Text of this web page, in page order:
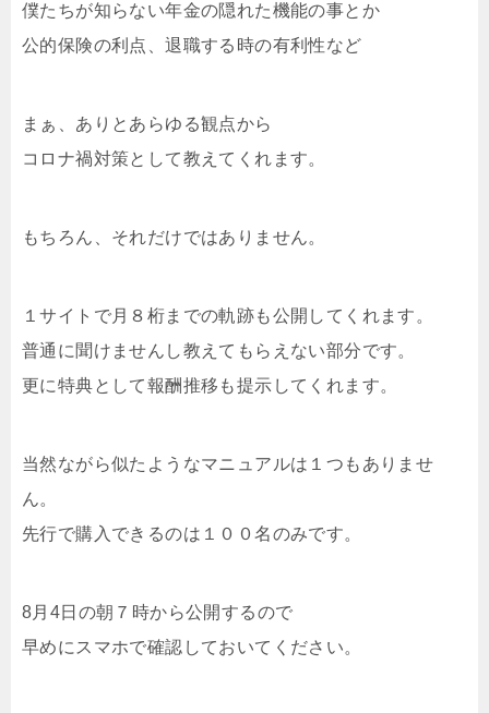
僕たちが知らない年金の隠れた機能の事とか
公的保険の利点、退職する時の有利性など
まぁ、ありとあらゆる観点から
コロナ禍対策として教えてくれます。
もちろん、それだけではありません。
１サイトで月８桁までの軌跡も公開してくれます。
普通に聞けませんし教えてもらえない部分です。
更に特典として報酬推移も提示してくれます。
当然ながら似たようなマニュアルは１つもありませ
ん。
先行で購入できるのは１００名のみです。
8月4日の朝７時から公開するので
早めにスマホで確認しておいてください。